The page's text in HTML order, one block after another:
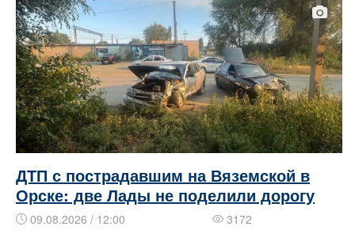
ДТП с пострадавшим на Вяземской в
Орске: две Лады не поделили дорогу
09.08.2026 / 12:00 3172